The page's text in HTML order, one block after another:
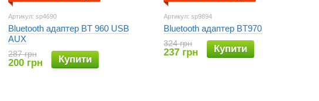
Артикул: sp4690
Bluetooth адаптер BT 960 USB
AUX
287 грн
200 грн Купити
Артикул: sp9894
Bluetooth адаптер BT970
324 грн
237 грн Купити